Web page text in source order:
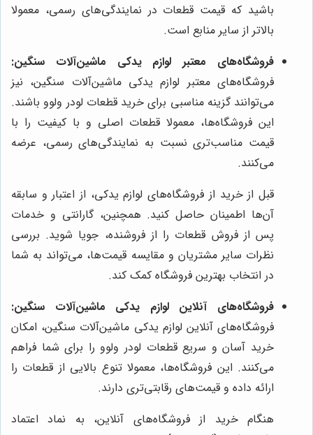
باشید که قیمت قطعات در نمایندگی‌های رسمی، معمولا
بالاتر از سایر منابع است.
فروشگاه‌های معتبر لوازم یدکی ماشین‌آلات سنگین:
فروشگاه‌های معتبر لوازم یدکی ماشین‌آلات سنگین، نیز
می‌توانند گزینه مناسبی برای خرید قطعات لودر ولوو باشند.
این فروشگاه‌ها، معمولا قطعات اصلی و با کیفیت را با
قیمت مناسب‌تری نسبت به نمایندگی‌های رسمی، عرضه
می‌کنند.
قبل از خرید از فروشگاه‌های لوازم یدکی، از اعتبار و سابقه
آن‌ها اطمینان حاصل کنید. همچنین، گارانتی و خدمات
پس از فروش قطعات را از فروشنده، جویا شوید. بررسی
نظرات سایر مشتریان و مقایسه قیمت‌ها، می‌تواند به شما
در انتخاب بهترین فروشگاه کمک کند.
فروشگاه‌های آنلاین لوازم یدکی ماشین‌آلات سنگین:
فروشگاه‌های آنلاین لوازم یدکی ماشین‌آلات سنگین، امکان
خرید آسان و سریع قطعات لودر ولوو را برای شما فراهم
می‌کنند. این فروشگاه‌ها، معمولا تنوع بالایی از قطعات را
ارائه داده و قیمت‌های رقابتی‌تری دارند.
هنگام خرید از فروشگاه‌های آنلاین، به نماد اعتماد